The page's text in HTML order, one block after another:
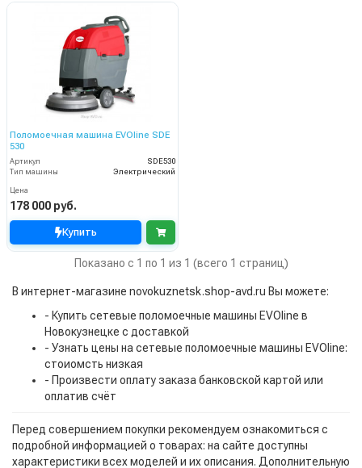
Поломоечная машина EVOline SDE
530
Артикул
SDE530
Тип машины
Электрический
Цена
178 000 руб.
Купить
Показано с 1 по 1 из 1 (всего 1 страниц)
В интернет-магазине novokuznetsk.shop-avd.ru Вы можете:
- Купить сетевые поломоечные машины EVOline в
Новокузнецке с доставкой
- Узнать цены на сетевые поломоечные машины EVOline:
стоиомсть низкая
- Произвести оплату заказа банковской картой или
оплатив счёт
Перед совершением покупки рекомендуем ознакомиться с
подробной информацией о товарах: на сайте доступны
характеристики всех моделей и их описания. Дополнительную